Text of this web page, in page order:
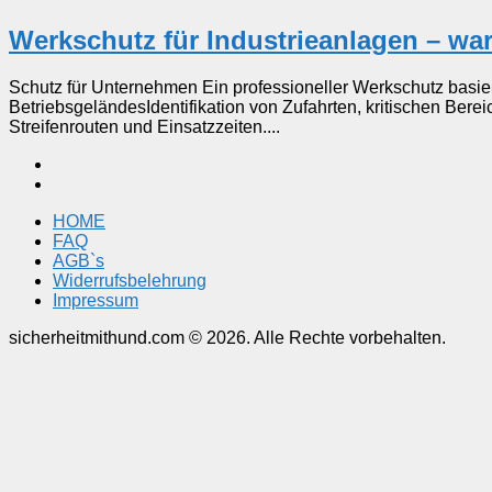
Werkschutz für Industrieanlagen –
Schutz für Unternehmen Ein professioneller Werkschutz
BetriebsgeländesIdentifikation von Zufahrten, kritischen
Streifenrouten und Einsatzzeiten....
HOME
FAQ
AGB`s
Widerrufsbelehrung
Impressum
sicherheitmithund.com © 2026. Alle Rechte vorbehalten.